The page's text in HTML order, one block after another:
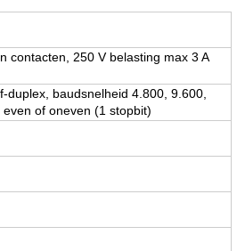
contacten, 250 V belasting max 3 A
baudsnelheid 4.800, 9.600,
of oneven (1 stopbit)